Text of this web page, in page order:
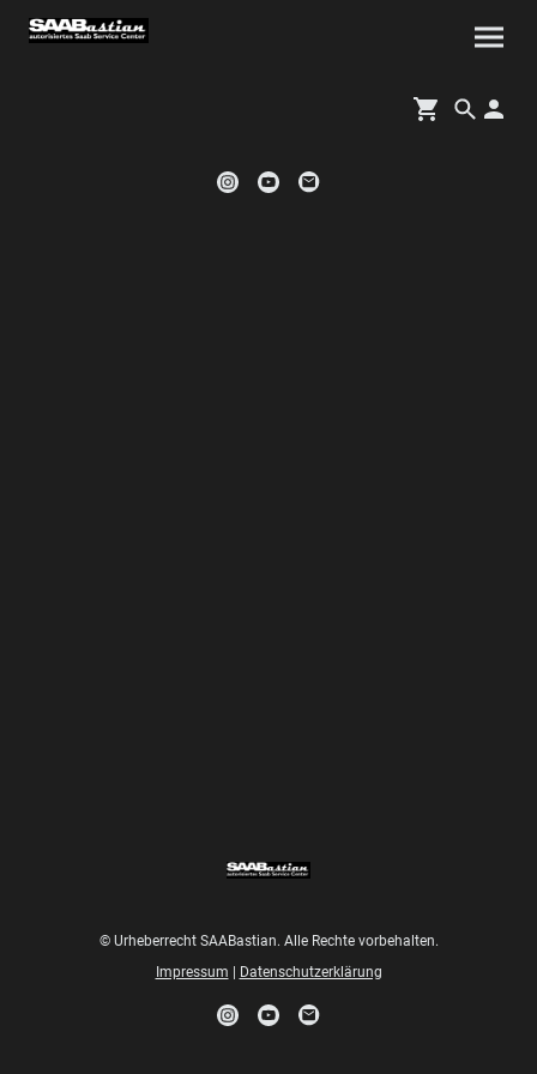
© Urheberrecht SAABastian. Alle Rechte vorbehalten.
Impressum | Datenschutzerklärung